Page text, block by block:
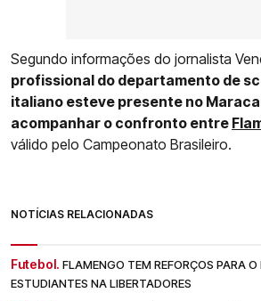
Segundo informações do jornalista
profissional do departamento de
italiano esteve presente no
acompanhar o confronto entre
válido pelo Campeonato Brasileiro.
NOTÍCIAS RELACIONADAS
Futebol. FLAMENGO TEM REFORÇOS PARA
ESTUDIANTES NA LIBERTADORES